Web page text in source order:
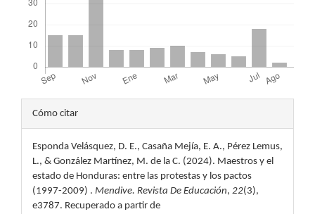
Detalles
del
artículo
Cómo citar
Esponda Velásquez, D. E., Casaña Mejía, E. A., Pérez Lemus,
L., & González Martínez, M. de la C. (2024). Maestros y el
estado de Honduras: entre las protestas y los pactos
(1997-2009) . Mendive. Revista De Educación, 22(3),
e3787. Recuperado a partir de